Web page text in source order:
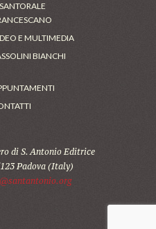
E MULTIMEDIA
BIANCHI
di S. Antonio Editrice
Padova (Italy)